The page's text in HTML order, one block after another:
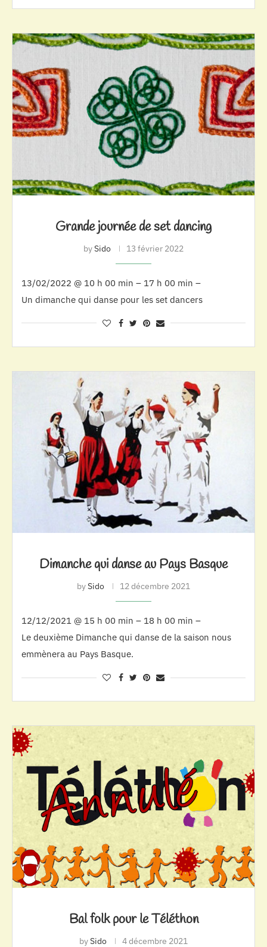
Grande journée de set dancing
bySido 13 février 2022
13/02/2022 @ 10 h 00 min – 17 h 00 min –
Un dimanche qui danse pour les set dancers
Dimanche qui danse au Pays Basque
bySido 12 décembre 2021
12/12/2021 @ 15 h 00 min – 18 h 00 min –
Le deuxième Dimanche qui danse de la saison nous
emmènera au Pays Basque.
Bal folk pour le Téléthon
bySido 4 décembre 2021